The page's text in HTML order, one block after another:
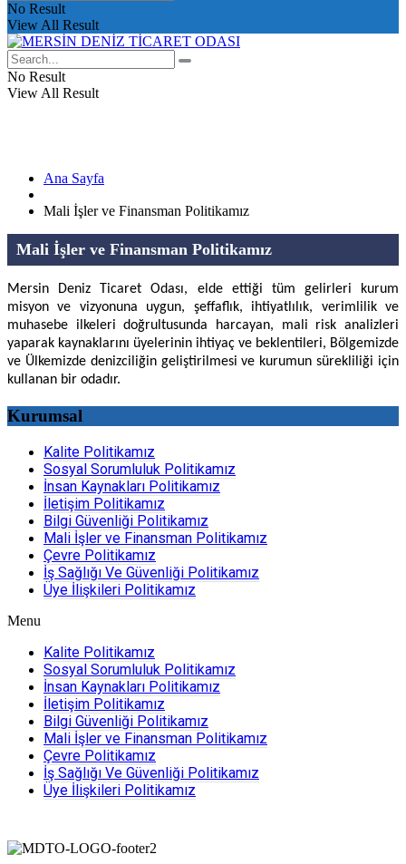
No Result
View All Result
No Result
View All Result
Ana Sayfa
Mali İşler ve Finansman Politikamız
Mali İşler ve Finansman Politikamız
Mersin Deniz Ticaret Odası, elde ettiği tüm gelirleri kurum
misyon ve vizyonuna uygun, şeffaflık, ihtiyatlılık, verimlilik ve
muhasebe ilkeleri doğrultusunda harcayan, mali risk analizleri
yaparak kaynaklarını üyelerinin ihtiyaç ve beklentileri, Bölgemizde
ve Ülkemizde denizciliğin geliştirilmesi ve kurumun sürekliliği için
kullanan bir odadır.
Kurumsal
Kalite Politikamız
Sosyal Sorumluluk Politikamız
İnsan Kaynakları Politikamız
İletişim Politikamız
Bilgi Güvenliği Politikamız
Mali İşler ve Finansman Politikamız
Çevre Politikamız
İş Sağlığı Ve Güvenliği Politikamız
Üye İlişkileri Politikamız
Menu
Kalite Politikamız
Sosyal Sorumluluk Politikamız
İnsan Kaynakları Politikamız
İletişim Politikamız
Bilgi Güvenliği Politikamız
Mali İşler ve Finansman Politikamız
Çevre Politikamız
İş Sağlığı Ve Güvenliği Politikamız
Üye İlişkileri Politikamız